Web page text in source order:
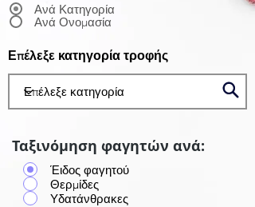
Ανά Κατηγορία
Ανά Ονομασία
Επέλεξε κατηγορία τροφής
Ταξινόμηση φαγητών ανά:
Έιδος φαγητού
Θερμίδες
Υδατάνθρακες